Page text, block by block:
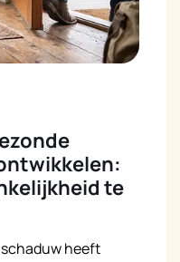
te
heeft